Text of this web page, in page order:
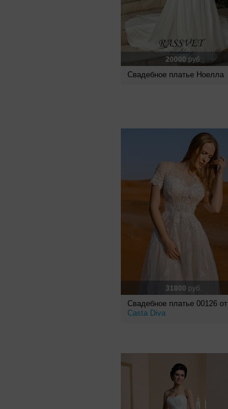
20000 руб.
Свадебное платье Ноелла
31800 руб.
Свадебное платье 00126 от
Casta Diva